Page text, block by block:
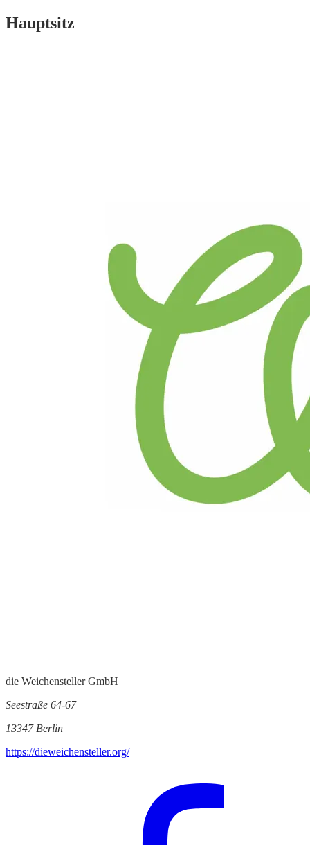
Hauptsitz
die Weichensteller GmbH
Seestraße 64-67
13347 Berlin
https://dieweichensteller.org/